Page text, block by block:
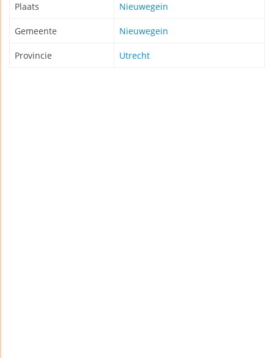
Plaats Nieuwegein
Gemeente Nieuwegein
Provincie Utrecht